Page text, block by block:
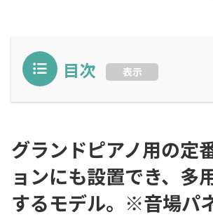
目次 表示
グランドピアノ用の定
ョンにも設置でき、多
するモデル。※音場パ